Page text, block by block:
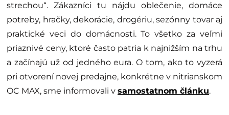
strechou“. Zákazníci tu nájdu oblečenie, domáce
potreby, hračky, dekorácie, drogériu, sezónny tovar aj
praktické veci do domácnosti. To všetko za veľmi
priaznivé ceny, ktoré často patria k najnižším na trhu
a začínajú už od jedného eura. O tom, ako to vyzerá
pri otvorení novej predajne, konkrétne v nitrianskom
OC MAX, sme informovali v samostatnom článku.